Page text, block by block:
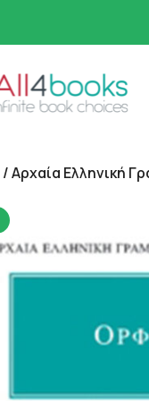
/Αρχαία Ελληνική